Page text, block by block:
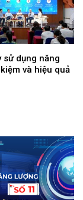
sử dụng năng
và hiệu quả